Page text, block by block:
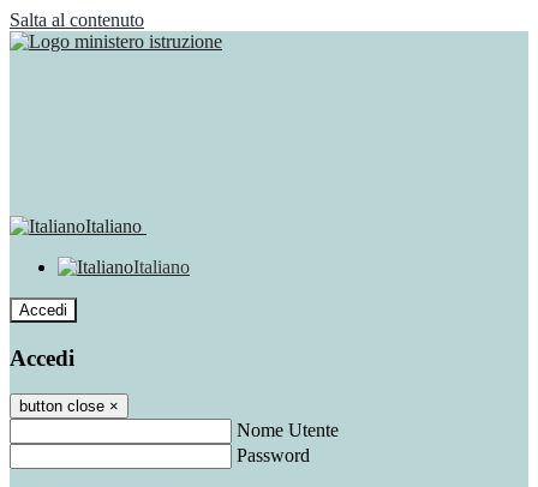
Salta al contenuto
Italiano
Italiano
Accedi
Accedi
button close ×
Nome Utente
Password